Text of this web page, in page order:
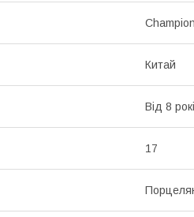
Champion
Китай
Від 8
17